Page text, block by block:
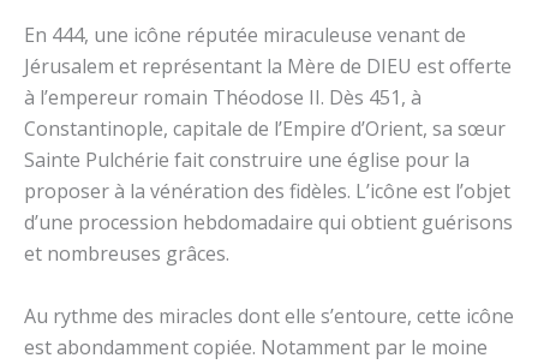
En 444, une icône réputée miraculeuse venant de
Jérusalem et représentant la Mère de DIEU est offerte
à l’empereur romain Théodose II. Dès 451, à
Constantinople, capitale de l’Empire d’Orient, sa sœur
Sainte Pulchérie fait construire une église pour la
proposer à la vénération des fidèles. L’icône est l’objet
d’une procession hebdomadaire qui obtient guérisons
et nombreuses grâces.
Au rythme des miracles dont elle s’entoure, cette icône
est abondamment copiée. Notamment par le moine